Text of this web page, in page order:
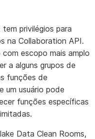
privilégios para
na Collaboration API.
escopo mais amplo
a alguns grupos de
funções de
um usuário pode
funções específicas
Data Clean Rooms,